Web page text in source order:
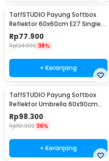
TaffSTUDIO Payung Softbox
Reflektor 60x60cm E27 Single
Socket - LD-TZ206
Rp77.900
Rp124.900 38%
+ Keranjang
TaffSTUDIO Payung Softbox
Reflektor Umbrella 60x90cm
E27 Single Socket - LD-TZ206
Rp98.300
Rp151.900 36%
+ Keranjang